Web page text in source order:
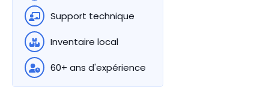
Support technique
Inventaire local
60+ ans d'expérience